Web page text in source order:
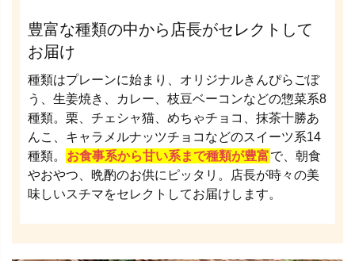
豊富な種類の中から店長がセレクトして
お届け
種類はプレーンに始まり、オリジナルきんぴらごぼ
う、生姜焼き、カレー、枝豆ベーコンなどの惣菜系8
種類。栗、チェシャ猫、めちゃチョコ、抹茶十勝あ
んこ、キャラメルナッツチョコなどのスイーツ系14
種類。
お食事系から甘い系まで種類が豊富で、朝食
やおやつ、晩酌のお供にピッタリ。店長が時々の美
味しいスチマをセレクトしてお届けします。